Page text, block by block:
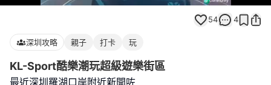
100.00%
54 4
深圳攻略 親子 打卡 玩
KL-Sport酷樂潮玩超級遊樂街區
最近深圳羅湖口岸附近新開咗